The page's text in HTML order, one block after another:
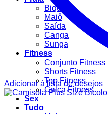
Biquíni
Maiô
Saída
Canga
Sunga
Fitness
Conjunto Fitness
Shorts Fitness
Top Fitness
Calça Fitness
Sex
Tudo
Adicionar à lista de desejos